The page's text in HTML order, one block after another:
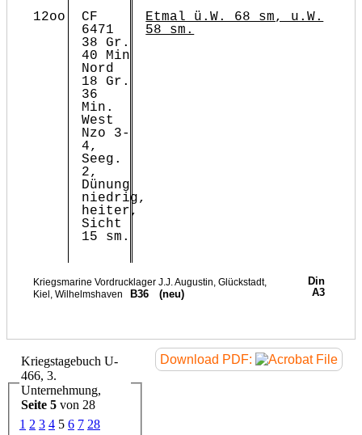
12oo
CF
6471
38 Gr.
40 Min
Nord
18 Gr.
36
Min.
West
Nzo 3-
4,
Seeg.
2,
Dünung
niedrig,
heiter,
Sicht
15 sm.
Etmal ü.W. 68 sm, u.W.
58 sm.
Download PDF:
Kriegstagebuch U-
466, 3.
Unternehmung,
Seite 5 von 28
1 2 3 4 5 6 7 28